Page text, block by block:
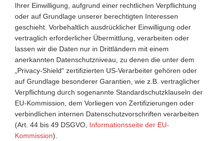
Ihrer Einwilligung, aufgrund einer rechtlichen Verpflichtung
oder auf Grundlage unserer berechtigten Interessen
geschieht. Vorbehaltlich ausdrücklicher Einwilligung oder
vertraglich erforderlicher Übermittlung, verarbeiten oder
lassen wir die Daten nur in Drittländern mit einem
anerkannten Datenschutzniveau, zu denen die unter dem
„Privacy-Shield“ zertifizierten US-Verarbeiter gehören oder
auf Grundlage besonderer Garantien, wie z.B. vertraglicher
Verpflichtung durch sogenannte Standardschutzklauseln der
EU-Kommission, dem Vorliegen von Zertifizierungen oder
verbindlichen internen Datenschutzvorschriften verarbeiten
(Art. 44 bis 49 DSGVO, Informationsseite der EU-
Kommission).